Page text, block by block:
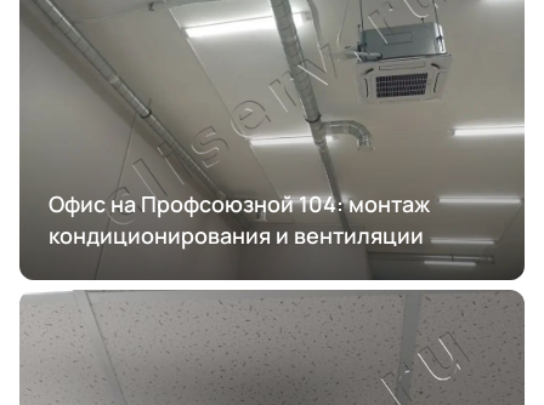
Офис на Профсоюзной 104: монтаж
кондиционирования и вентиляции